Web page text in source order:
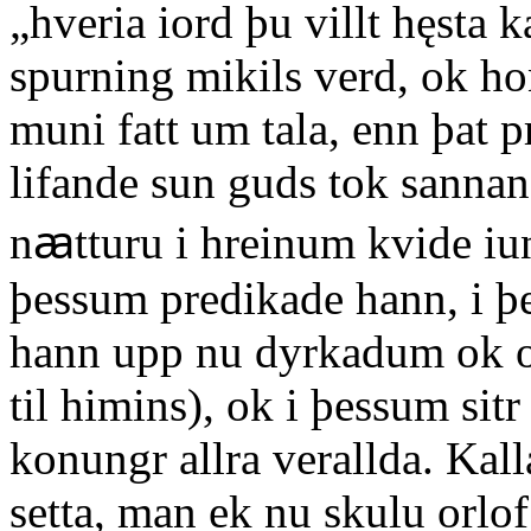
„hveria iord þu villt hęsta
spurning mikils verd, ok
muni fatt um tala, enn þat
lifande sun guds tok
nꜳtturu i hreinum kvide
þessum predikade hann, i
hann upp nu dyrkadum ok
til himins), ok i þessum
konungr allra verallda.
setta, man ek nu skulu